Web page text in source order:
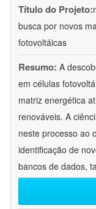
Título do Projeto:
busca por novos
fotovoltáicas
Resumo: A
em células
matriz energética
renováveis. A
neste processo ao
identificação de
bancos de dados,